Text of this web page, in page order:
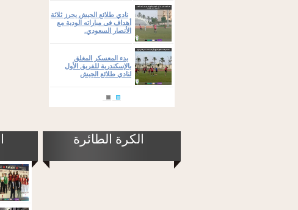
نادي طلائع الجيش يحرز ثلاثة
أهداف فى مباراته الودية مع
الأنصار السعودي.
بدء المعسكر المغلق
بالإسكندرية للفريق الأول
لنادي طلائع الجيش
الكرة الطائرة